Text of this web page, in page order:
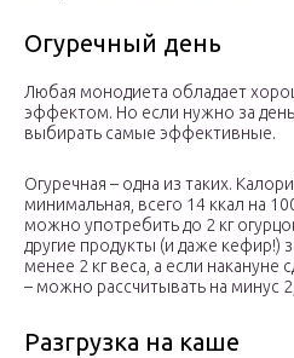
Огуречный день
Любая монодиета обладает
эффектом. Но если нужно за
выбирать самые эффективные.
Огуречная – одна из таких.
минимальная, всего 14 ккал на
можно употребить до 2 кг
другие продукты (и даже кефир!)
менее 2 кг веса, а если
– можно рассчитывать на минус
Разгрузка на каше